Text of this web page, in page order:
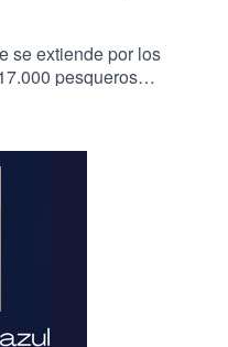
se extiende por los
pesqueros
una presión sobre
en puntos de todo el